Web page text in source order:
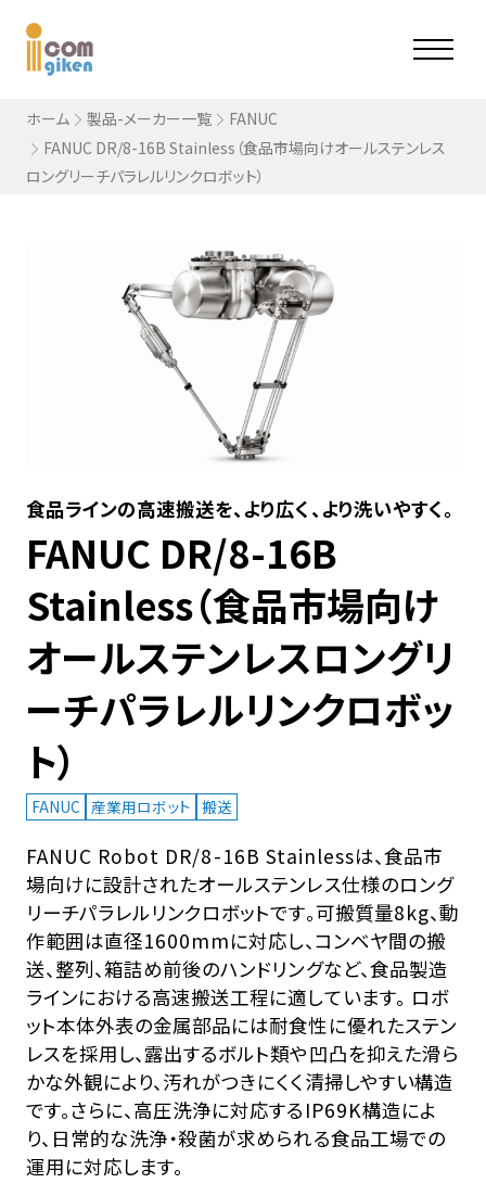
ホーム 製品-メーカー一覧
FANUC
FANUC DR/8-16B Stainless（食品市場向けオールステンレス
ロングリーチパラレルリンクロボット）
食品ラインの高速搬送を、より広く、より洗いやすく。
FANUC DR/8-16B
Stainless（食品市場向け
オールステンレスロングリ
ーチパラレルリンクロボッ
ト）
FANUC 産業用ロボット 搬送
FANUC Robot DR/8-16B Stainlessは、食品市
場向けに設計されたオールステンレス仕様のロング
リーチパラレルリンクロボットです。可搬質量8kg、動
作範囲は直径1600mmに対応し、コンベヤ間の搬
送、整列、箱詰め前後のハンドリングなど、食品製造
ラインにおける高速搬送工程に適しています。 ロボ
ット本体外表の金属部品には耐食性に優れたステン
レスを採用し、露出するボルト類や凹凸を抑えた滑ら
かな外観により、汚れがつきにくく清掃しやすい構造
です。さらに、高圧洗浄に対応するIP69K構造によ
り、日常的な洗浄・殺菌が求められる食品工場での
運用に対応します。